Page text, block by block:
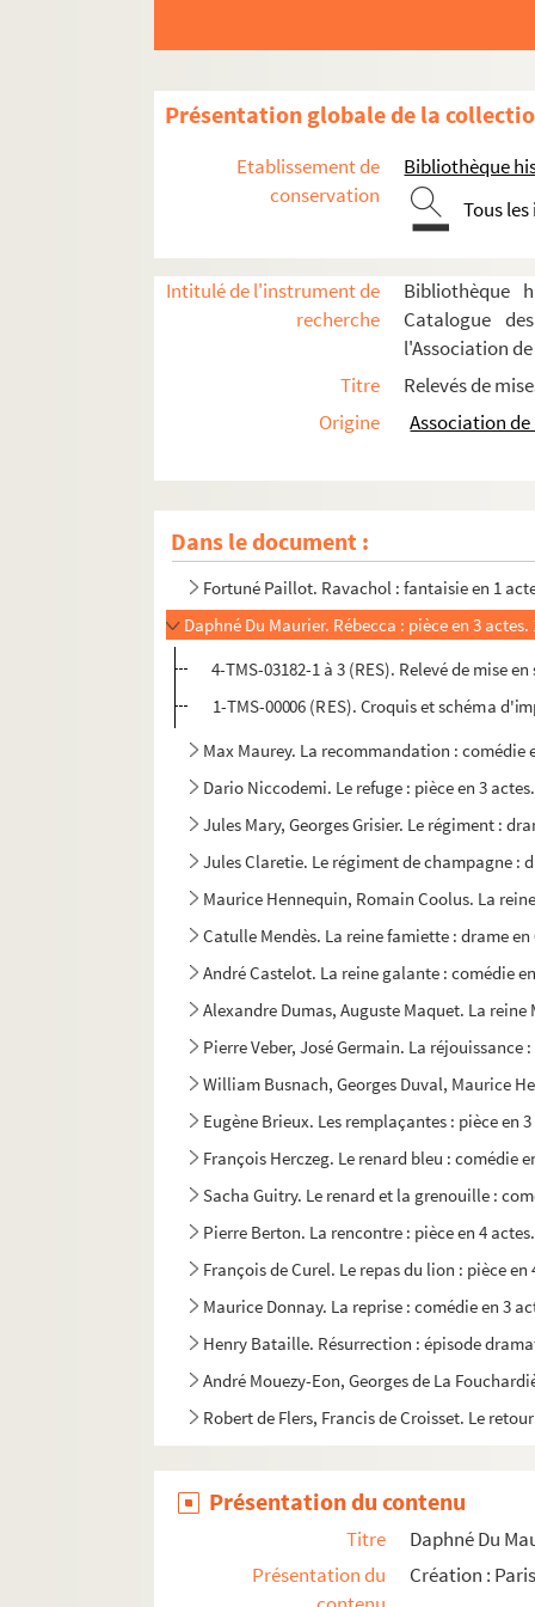
Présentation globale de la
Etablissement de
conservation
Bibliothèque
Tous
Intitulé de l'instrument de
recherche
Bibliothèque
Catalogue
l'Association
Titre
Relevés de
Origine
Association
Dans le document :
Pierre-Paul Fournier, Henry Turpin. Le
Victorien Sardou. Rabagas : comédie en 4
Henri Falk. Le rabatteur : pièce en 4 actes.
Emile Fabre. La rabouilleuse : pièce en 4
François Porché. La race errante : drame en
Ferdinand Bruckner. Les races : pièce en 8
Henri de Rothschild. La rampe : pièce en 3
Gaston Salandri. La rançon : comédie en 3
Emile Erckmann, Alexandre Chatrian. Les
Henri-René Lenormand. Les ratés : pièce en
Fortuné Paillot. Ravachol : fantaisie en 1
Daphné Du Maurier. Rébecca : pièce en 3 actes.
4-TMS-03182-1 à 3 (RES). Relevé de mise
1-TMS-00006 (RES). Croquis et schéma
Max Maurey. La recommandation : comédie
Dario Niccodemi. Le refuge : pièce en 3
Jules Mary, Georges Grisier. Le régiment :
Jules Claretie. Le régiment de champagne :
Maurice Hennequin, Romain Coolus. La
Catulle Mendès. La reine famiette : drame en
André Castelot. La reine galante : comédie
Alexandre Dumas, Auguste Maquet. La
Pierre Veber, José Germain. La réjouissance
William Busnach, Georges Duval, Maurice
Eugène Brieux. Les remplaçantes : pièce en
François Herczeg. Le renard bleu : comédie
Sacha Guitry. Le renard et la grenouille :
Pierre Berton. La rencontre : pièce en 4
François de Curel. Le repas du lion : pièce en
Maurice Donnay. La reprise : comédie en 3
Henry Bataille. Résurrection : épisode
André Mouezy-Eon, Georges de La
Robert de Flers, Francis de Croisset. Le
Maurice Donnay. Le retour de Jérusalem :
Emil Ludwig. Le retour d'Ulysse : comédie
Pierre-Maurice Richard. Retour : pièce en 4
Présentation du contenu
Titre
Daphné Du
Présentation du
Création :